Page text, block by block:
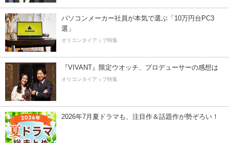
パソコンメーカー社員が本気で選ぶ「10万円台PC3
選」
オリコンタイアップ特集
『VIVANT』限定ウオッチ、プロデューサーの感想は
オリコンタイアップ特集
2026年7月夏ドラマも、注目作＆話題作が勢ぞろい！